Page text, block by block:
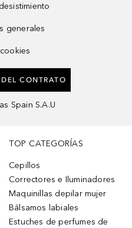
generales
CONTRATO
Spain S.A.U
TOP CATEGORÍAS
Cepillos
Correctores e Iluminadores
Maquinillas depilar mujer
Bálsamos labiales
Estuches de perfumes de